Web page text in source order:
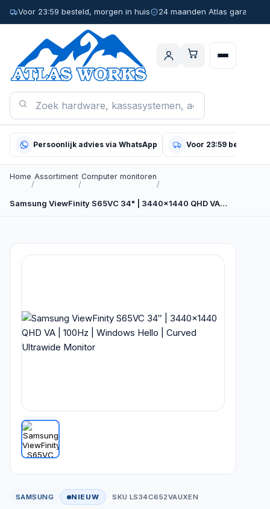
Voor 23:59 besteld, morgen in huis 24 maanden Atlas garantie
Persoonlijk advies via WhatsApp Voor 23:59 besteld,
Home
/
Assortiment
/
Computer monitoren
/
Samsung ViewFinity S65VC 34" | 3440x1440 QHD VA…
SAMSUNG NIEUW SKU LS34C652VAUXEN